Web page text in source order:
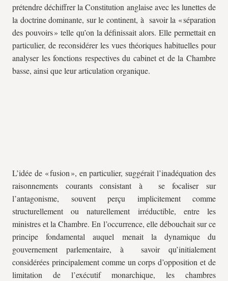
prétendre déchiffrer la Constitution anglaise avec les lunettes de
la doctrine dominante, sur le continent, à savoir la « séparation
des pouvoirs » telle qu’on la définissait alors. Elle permettait en
particulier, de reconsidérer les vues théoriques habituelles pour
analyser les fonctions respectives du cabinet et de la Chambre
basse, ainsi que leur articulation organique.
L’idée de « fusion », en particulier, suggérait l’inadéquation des
raisonnements courants consistant à se focaliser sur
l’antagonisme, souvent perçu implicitement comme
structurellement ou naturellement irréductible, entre les
ministres et la Chambre. En l’occurrence, elle débouchait sur ce
principe fondamental auquel menait la dynamique du
gouvernement parlementaire, à savoir qu’initialement
considérées principalement comme un corps d’opposition et de
limitation de l’exécutif monarchique, les chambres